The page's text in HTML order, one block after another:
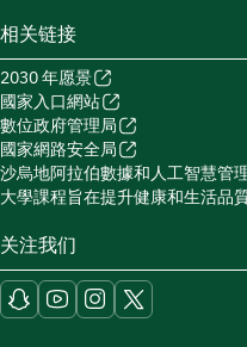
相关链接
2030 年愿景
國家入口網站
數位政府管理局
國家網路安全局
沙烏地阿拉伯數據和人工智慧管
大學課程旨在提升健康和生活品
关注我们